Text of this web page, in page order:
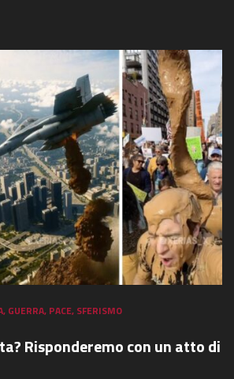
, GUERRA, PACE, SFERISMO
Risponderemo con un atto di